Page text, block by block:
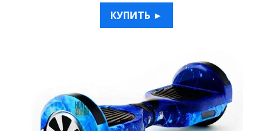
КУПИТЬ ►